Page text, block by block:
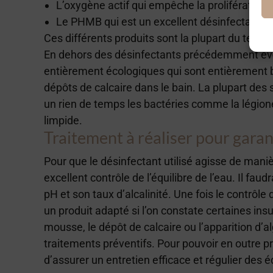
L’oxygène actif qui empêche la prolifération
Le PHMB qui est un excellent désinfectant.
Ces différents produits sont la plupart du
En dehors des désinfectants précédemment
entièrement écologiques qui sont
dépôts de calcaire dans le bain. La plupart
un rien de temps les bactéries comme la
limpide.
Traitement à réaliser pour
Pour que le désinfectant utilisé agisse de
excellent contrôle de l’équilibre de l’eau. Il
pH et son taux d’alcalinité. Une fois le
un produit adapté si l’on constate certaines
mousse, le dépôt de calcaire ou l’apparition
traitements préventifs. Pour pouvoir en outre
d’assurer un entretien efficace et régulier des